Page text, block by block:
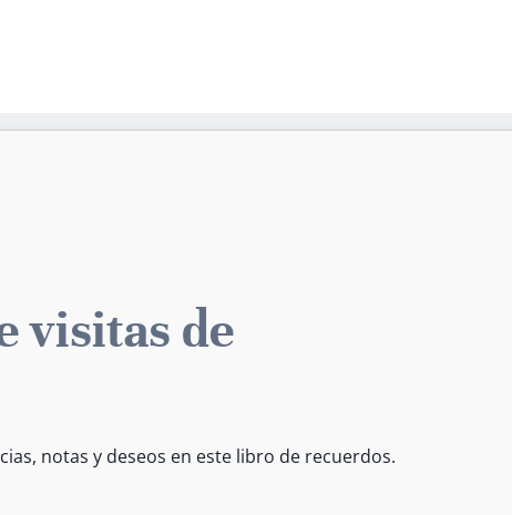
visitas de
notas y deseos en este libro de recuerdos.